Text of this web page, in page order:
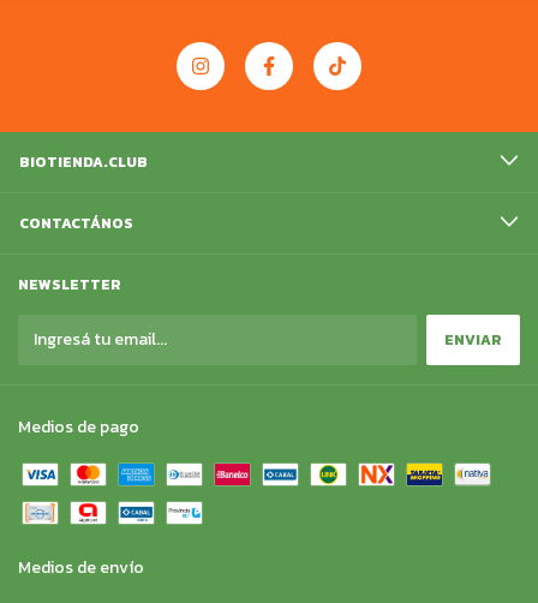
BIOTIENDA.CLUB
CONTACTÁNOS
NEWSLETTER
Medios de pago
Medios de envío